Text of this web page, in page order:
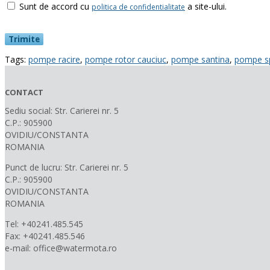
Sunt de accord cu politica de confidentialitate a site-ului.
Tags: pompe racire, pompe rotor cauciuc, pompe santina, pompe
CONTACT
Sediu social: Str. Carierei nr. 5
C.P.: 905900
OVIDIU/CONSTANTA
ROMANIA
Punct de lucru: Str. Carierei nr. 5
C.P.: 905900
OVIDIU/CONSTANTA
ROMANIA
Tel: +40241.485.545
Fax: +40241.485.546
e-mail: office@watermota.ro